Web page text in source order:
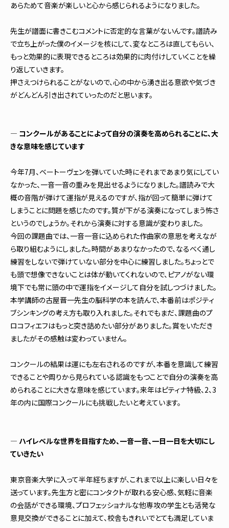
あらためて音楽が楽しいと心から感じられるようになりました。
先生が譜面に書きこむコメントに否定的な言葉がないんです。譜読み
で立ち上がった僕のイメージを核にして、変なところは直してもらい、
もっと効果的に表現できるところは効果的に肉付けしていくことを繰
り返していきます。
押さえつけられることがないので、心の中から湧き出る意欲や気づき
がどんどん引き出されていったのだと思います。
― コンクールがあることによって自分の演奏を高められることに、大
きな意味を感じています
今年7月、ベートーヴェンを弾いていた時にそれまであまり気にしてい
なかった、一音一音の重みを見出せるようになりました。譜読みで大
概の音階が弾けて運指が見えるのですが、指が回って簡単に弾けて
しまうことに問題を感じたのです。質が下がる演奏になってしまう怖さ
というのでしょうか。それから演奏に対する意識が変わりました。
今回の課題曲では、一音一音に込められた作曲家の意思を考えなが
ら取り組むようにしました。時間があまりなかったので、なるべく通し
練習をしないで弾けていない部分を中心に練習しました。ちょっとで
も頭で想像できないことは体が動いてくれないので、ピアノがない環
境下でも常に頭の中で運指をイメージして自分を試しつづけました。
本学講師の古屋晋一先生の脳科学の本を読んで、本番前はポジティ
ブシンキングの考え方も取り入れました。それでもまだ、課題曲のプ
ロコフィエフはもっと突き詰めたい部分がありました。賞をいただき
ましたがその感触は変わっていません。
コンクールの結果は運にも左右されるのですが、本番を意識して練習
できることや周りから見られている認識をもつことで自分の演奏を高
められることに大きな意味を感じています。来年はピティナ特級、2、3
年の内に国際コンクールにも挑戦したいと考えています。
― ハイレベルな世界を目指すため、一音一音、一日一日を大切にし
ていきたい
東京音楽大学に入って半年経ちますが、これまで以上に楽しい日々を
送っています。先生方と密にコンタクトが取れる安心感、気軽に音楽
の会話ができる環境、プロフェッショナルな他専攻の学生とも活発な
意見交換ができることに加えて、校舎もきれいでとても満足していま